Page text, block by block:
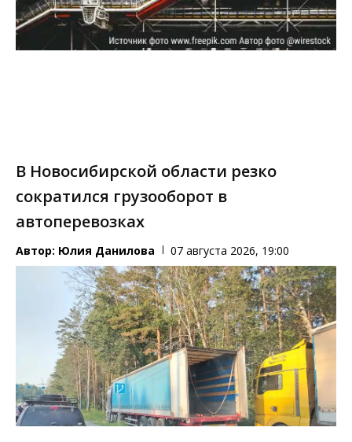
В Новосибирской области резко
сократился грузооборот в
автоперевозках
Автор: Юлия Данилова 07 августа 2026, 19:00